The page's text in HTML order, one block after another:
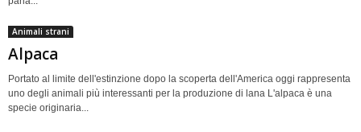
Animali strani
Alpaca
Portato al limite dell'estinzione dopo la scoperta dell'America oggi rappresenta
uno degli animali più interessanti per la produzione di lana L'alpaca è una
specie originaria...